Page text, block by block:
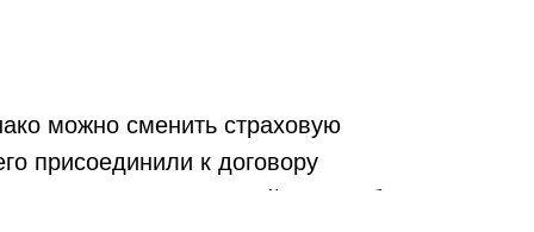
можно сменить страховую
присоединили к договору
случаев и погашенный кредит без